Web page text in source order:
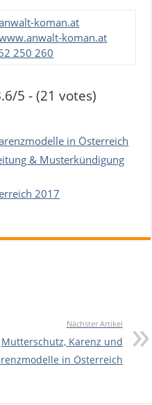
koman.at
koman.at
250 260
5 - (21 votes)
in Österreich
& Musterkündigung
2017
Nächster Artikel
Mutterschutz, Karenz und
in Österreich